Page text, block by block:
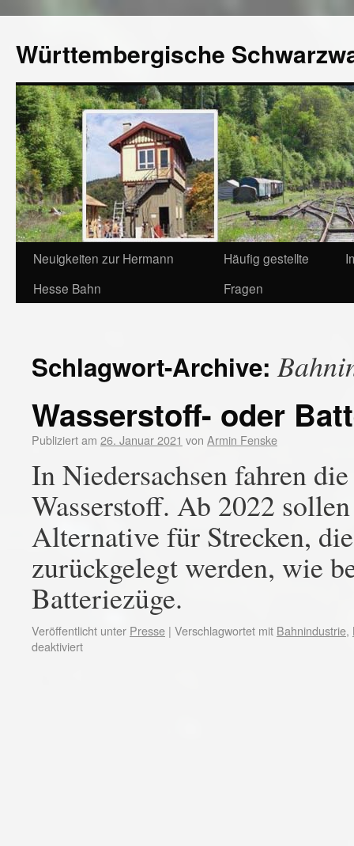
Württembergische
Neuigkeiten zur Hermann
Hesse Bahn
Häufig gestellte
Fragen
Schlagwort-Archive:
Wasserstoff- oder
Publiziert am 26. Januar 2021 von Armin Fenske
In Niedersachsen fahren
Wasserstoff. Ab 2022
Alternative für Strecken,
zurückgelegt werden, wie
Batteriezüge.
Veröffentlicht unter Presse | Verschlagwortet mit Bahnindustrie,
deaktiviert